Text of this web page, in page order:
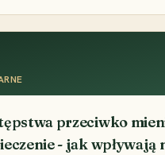
przeciwko
- jak wpływają